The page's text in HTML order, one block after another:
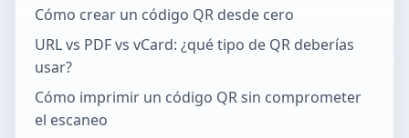
Cómo crear un código QR desde cero
URL vs PDF vs vCard: ¿qué tipo de QR deberías
usar?
Cómo imprimir un código QR sin comprometer
el escaneo